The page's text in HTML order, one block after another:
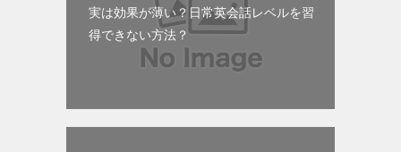
実は効果が薄い？日常英会話レベルを習
得できない方法？